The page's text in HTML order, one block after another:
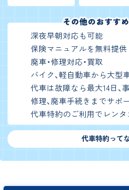
深夜早朝対応も可能
保険マニュアルを無料提供
廃車・修理対応・買取
バイク、軽自動車から大型
代車は故障なら最大14日、
修理、廃車手続きまでサポ
代車特約のご利用でレン
代車特約って